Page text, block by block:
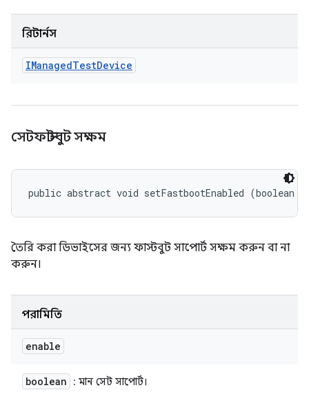
রিটার্নস
IManagedTestDevice
সেটফাস্টবুট সক্ষম
public abstract void setFastbootEnabled (boolean
তৈরি করা ডিভাইসের জন্য ফাস্টবুট সাপোর্ট সক্ষম করুন বা না
করুন।
পরামিতি
enable
boolean : মান সেট সাপোর্ট।